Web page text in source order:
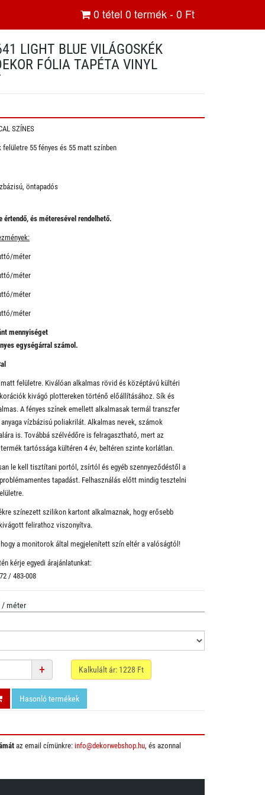
0tétel 0termék -0 Ft
LIGHT BLUE VILÁGOSKÉK
FÓLIA TAPÉTA VINYL
SZÍNES
55 fényes és 55 matt színben
öntapadós
és méteresével rendelhető.
méter
méter
méter
méter
mennyiséget
egységárral számol.
matt felületre. Kiválóan alkalmas rövid és középtávú kültéri
kivágó plottereken történő előállításához. Sík és
A fényes színek emellett alkalmasak termál transzfer
vízbázisú poliakrilát. Alkalmas nevek, számok
is. Továbbá szélvédőre is felragasztható, mert az
tartóssága kültéren 4 év, beltéren szinte korlátlan.
le kell tisztítani portól, zsírtól és egyéb szennyeződéstől a
tapadást. Felhasználás előtt mindig tesztelni
színezett szilikon kartont alkalmaznak, hogy erősebb
felirathoz viszonyítva.
hogy a monitorok által megjelenített szín eltér a valóságtól!
kérje egyedi árajánlatunkat:
/ 483-008
/ méter
+ Kalkulált ár: 1228 Ft
Hasonló termékek
az email címünkre: info@dekorwebshop.hu, és azonnal